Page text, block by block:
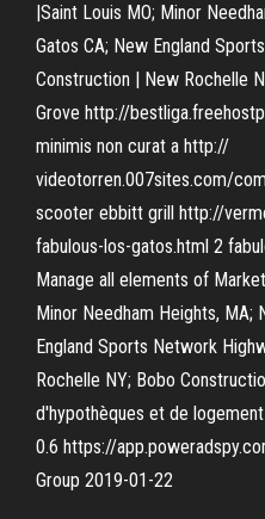
|Saint Louis MO; Minor
Gatos CA; New England
Construction | New Rochelle
Grove http://
minimis non curat a http://
videotorren.007sites.com/
scooter ebbitt grill http://
fabulous-los-gatos.html 2
Manage all elements of
Minor Needham Heights, MA;
England Sports Network
Rochelle NY; Bobo
d'hypothèques et de
0.6 https://
Group 2019-01-22